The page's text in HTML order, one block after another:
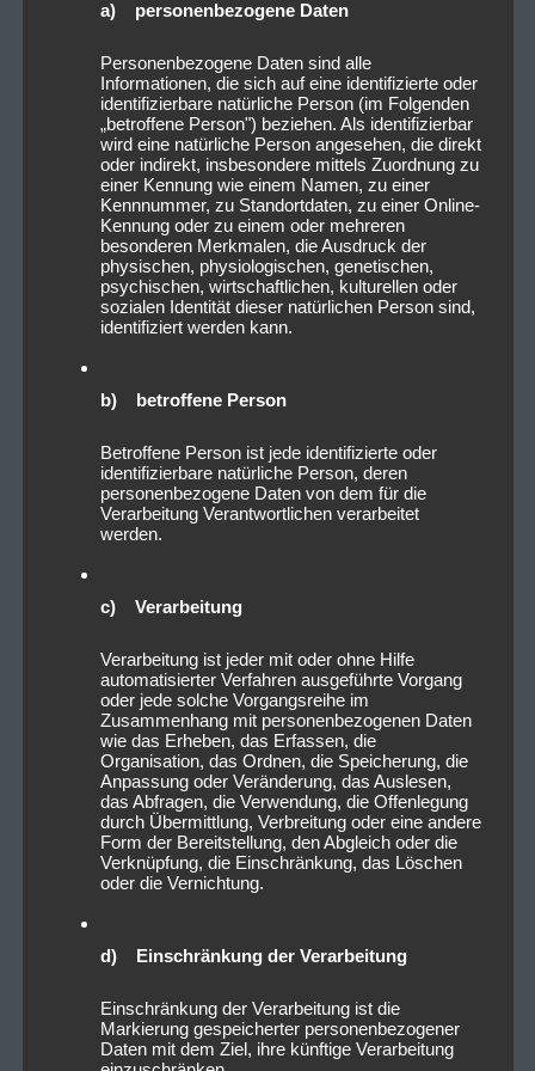
a) personenbezogene Daten
Personenbezogene Daten sind alle
Informationen, die sich auf eine identifizierte oder
identifizierbare natürliche Person (im Folgenden
„betroffene Person") beziehen. Als identifizierbar
wird eine natürliche Person angesehen, die direkt
oder indirekt, insbesondere mittels Zuordnung zu
einer Kennung wie einem Namen, zu einer
Kennnummer, zu Standortdaten, zu einer Online-
Kennung oder zu einem oder mehreren
besonderen Merkmalen, die Ausdruck der
physischen, physiologischen, genetischen,
psychischen, wirtschaftlichen, kulturellen oder
sozialen Identität dieser natürlichen Person sind,
identifiziert werden kann.
b) betroffene Person
Betroffene Person ist jede identifizierte oder
identifizierbare natürliche Person, deren
personenbezogene Daten von dem für die
Verarbeitung Verantwortlichen verarbeitet
werden.
c) Verarbeitung
Verarbeitung ist jeder mit oder ohne Hilfe
automatisierter Verfahren ausgeführte Vorgang
oder jede solche Vorgangsreihe im
Zusammenhang mit personenbezogenen Daten
wie das Erheben, das Erfassen, die
Organisation, das Ordnen, die Speicherung, die
Anpassung oder Veränderung, das Auslesen,
das Abfragen, die Verwendung, die Offenlegung
durch Übermittlung, Verbreitung oder eine andere
Form der Bereitstellung, den Abgleich oder die
Verknüpfung, die Einschränkung, das Löschen
oder die Vernichtung.
d) Einschränkung der Verarbeitung
Einschränkung der Verarbeitung ist die
Markierung gespeicherter personenbezogener
Daten mit dem Ziel, ihre künftige Verarbeitung